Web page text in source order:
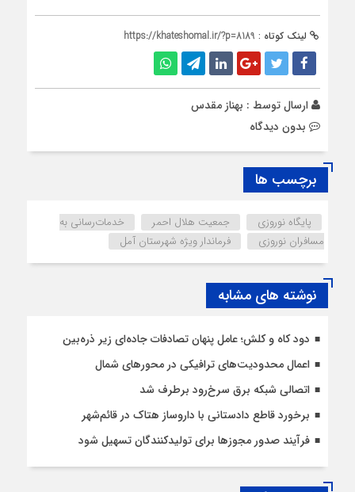
لینک کوتاه : https://khateshomal.ir/?p=8189
ارسال توسط : بهناز مقدس
بدون دیدگاه
برچسب ها
پایگاه نوروزی جمعیت هلال احمر
خدمات‌رسانی به
مسافران نوروزی
فرماندار ویژه شهرستان آمل
نوشته های مشابه
دود کاه و کلش؛ عامل پنهان تصادفات جاده‌ای زیر ذره‌بین
اعمال محدودیت‌‌های ترافیکی در محورهای شمال
اتصالی شبکه برق سرخ‌رود برطرف شد
برخورد قاطع دادستانی با داروساز هتاک در قائم‌شهر
فرآیند صدور مجوزها برای تولیدکنندگان تسهیل شود